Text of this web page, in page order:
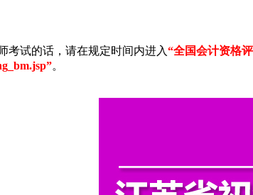
试的话，请在规定时间内进入“全国会计资格
。